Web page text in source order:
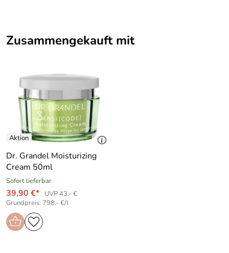
Zusammengekauft mit
Dr. Grandel Moisturizing
Cream 50ml
Sofort lieferbar
39,90 €*
UVP 43,- €
Grundpreis: 798,- €/l